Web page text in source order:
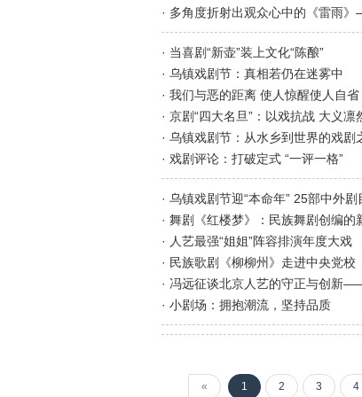
· 多角度折射出观众心中的《雷雨
· 当喜剧“新壶”装上文化“陈酿”
· 乌镇戏剧节：真相若仍在迷雾中
· 我们与恶的距离 使人惊醒使人自省
· 京剧“四大名旦”：以戏抗战 大义凛
· 乌镇戏剧节：从水乡到世界的戏剧
· 戏剧评论：打破定式 “一评一格”
· 乌镇戏剧节迎“本命年” 25部中外剧
· 舞剧《红楼梦》：民族舞剧创编的
· 人艺最强“姐姐”阵容排演年度大戏
· 民族歌剧《柳柳州》走进中央党校
· 冯远征谈北京人艺的守正与创新
· 小剧场：拥抱潮流，坚持品质
« 1 2 3 4